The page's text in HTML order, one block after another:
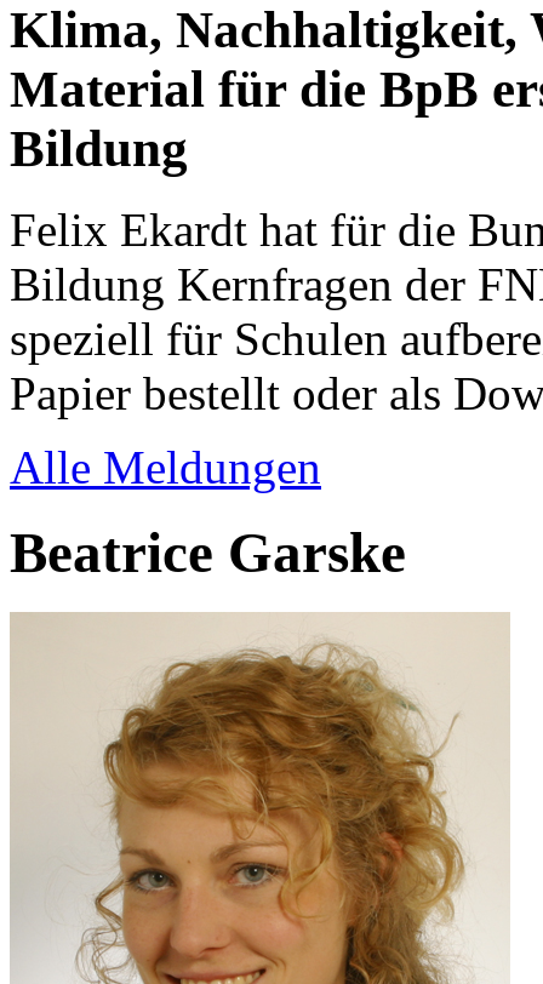
Klima, Nachhaltigkeit,
Material für die BpB
Bildung
Felix Ekardt hat für die
Bildung Kernfragen der
speziell für Schulen
Papier bestellt oder als
Alle Meldungen
Beatrice Garske